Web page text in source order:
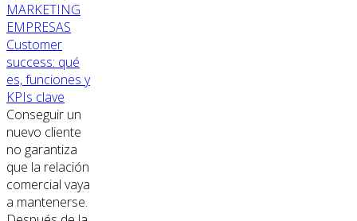
MARKETING
EMPRESAS
Customer
success: qué
es, funciones y
KPIs clave
Conseguir un
nuevo cliente
no garantiza
que la relación
comercial vaya
a mantenerse.